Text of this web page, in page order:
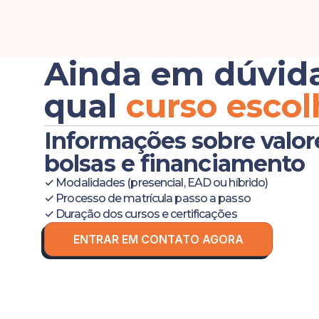
Ainda em
qual curso
Informações sobre
bolsas e financiamento
✓ Modalidades (presencial, EAD ou híbrido)
✓ Processo de matrícula passo a passo
✓ Duração dos cursos e certificações
ENTRAR EM CONTATO AGORA